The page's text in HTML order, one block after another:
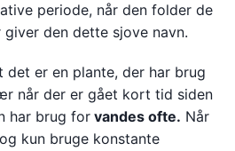
periode, når den folder de
den dette sjove navn.
det er en plante, der har brug
når der er gået kort tid siden
har brug for vandes ofte. Når
kun bruge konstante